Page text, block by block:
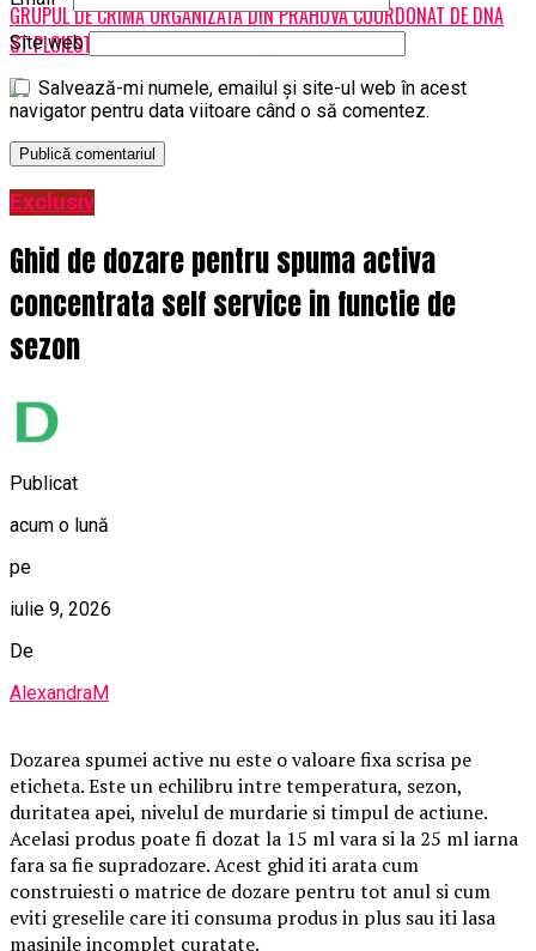
GRUPUL DE CRIMA ORGANIZATA DIN PRAHOVA COORDONAT DE DNA
ST PLOIESTI SI “ORORILE” COMISE (I)
Site web
Salvează-mi numele, emailul și site-ul web în acest
navigator pentru data viitoare când o să comentez.
Exclusiv
Ghid de dozare pentru spuma activa
concentrata self service in functie de
sezon
Publicat
acum o lună
pe
iulie 9, 2026
De
AlexandraM
Dozarea spumei active nu este o valoare fixa scrisa pe
eticheta. Este un echilibru intre temperatura, sezon,
duritatea apei, nivelul de murdarie si timpul de actiune.
Acelasi produs poate fi dozat la 15 ml vara si la 25 ml iarna
fara sa fie supradozare. Acest ghid iti arata cum
construiesti o matrice de dozare pentru tot anul si cum
eviti greselile care iti consuma produs in plus sau iti lasa
masinile incomplet curatate.